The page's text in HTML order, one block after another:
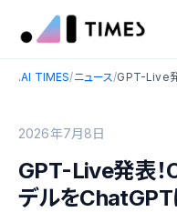
.AI TIMES/ニュース/
2026年7月8日
GPT-Live発表
デルを